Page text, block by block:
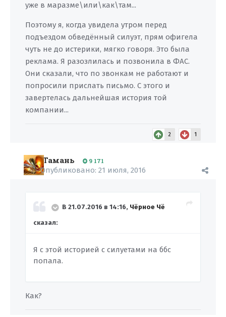
уже в маразме\или\как\там...
Поэтому я, когда увидела утром перед
подъездом обведённый силуэт, прям офигела
чуть не до истерики, мягко говоря. Это была
реклама. Я разозлилась и позвонила в ФАС.
Они сказали, что по звонкам не работают и
попросили прислать письмо. С этого и
завертелась дальнейшая история той
компании...
2 1
Тамань 9 171
Опубликовано: 21 июля, 2016
В 21.07.2016 в 14:16, Чёрное Чё
сказал:
Я с этой историей с силуетами на ббс
попала.
Как?